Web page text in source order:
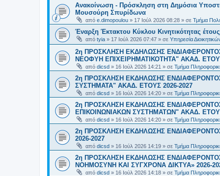
Ανακοίνωση - Πρόσκληση στη Δημόσια
Μουσούρη Σπυρίδωνα
από e.dimopoulou » 17 Ιούλ 2026 08:28 » σε Τμήμα
Έναρξη Έκτακτου Κύκλου Κινητικότητας
από tyia » 17 Ιούλ 2026 07:47 » σε Υπηρεσία
2η ΠΡΟΣΚΛΗΣΗ ΕΚΔΗΛΩΣΗΣ
ΝΕΟΦΥΗ ΕΠΙΧΕΙΡΗΜΑΤΙΚΟΤΗΤΑ" ΑΚΑΔ.
από dicsd » 16 Ιούλ 2026 14:21 » σε Τμήμα
2η ΠΡΟΣΚΛΗΣΗ ΕΚΔΗΛΩΣΗΣ
ΣΥΣΤΗΜΑΤΑ" ΑΚΑΔ. ΕΤΟΥΣ 2026-2027
από dicsd » 16 Ιούλ 2026 14:20 » σε Τμήμα
2η ΠΡΟΣΚΛΗΣΗ ΕΚΔΗΛΩΣΗΣ
ΕΠΙΚΟΙΝΩΝΙΑΚΩΝ ΣΥΣΤΗΜΑΤΩΝ" ΑΚΑΔ.
από dicsd » 16 Ιούλ 2026 14:20 » σε Τμήμα
2η ΠΡΟΣΚΛΗΣΗ ΕΚΔΗΛΩΣΗΣ
2026-2027
από dicsd » 16 Ιούλ 2026 14:19 » σε Τμήμα
2η ΠΡΟΣΚΛΗΣΗ ΕΚΔΗΛΩΣΗΣ
ΝΟΗΜΟΣΥΝΗ ΚΑΙ ΣΥΓΧΡΟΝΑ ΔΙΚΤΥΑ» 2026-
από dicsd » 16 Ιούλ 2026 14:18 » σε Τμήμα